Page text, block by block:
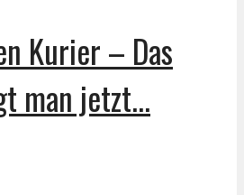
Kurier – Das
man jetzt...